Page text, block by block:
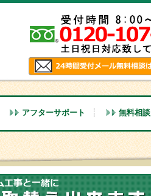
アフターサポート 無料相談